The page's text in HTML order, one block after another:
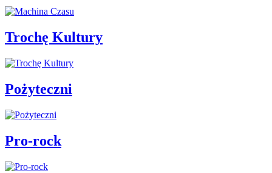
Trochę Kultury
Pożyteczni
Pro-rock